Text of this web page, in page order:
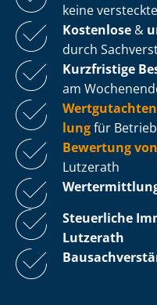
keine
Kostenlose &
durch
Kurzfristige
am
Wertgutachten
lungfür
Bewertung
Lutzerath
Steuerliche
Lutzerath